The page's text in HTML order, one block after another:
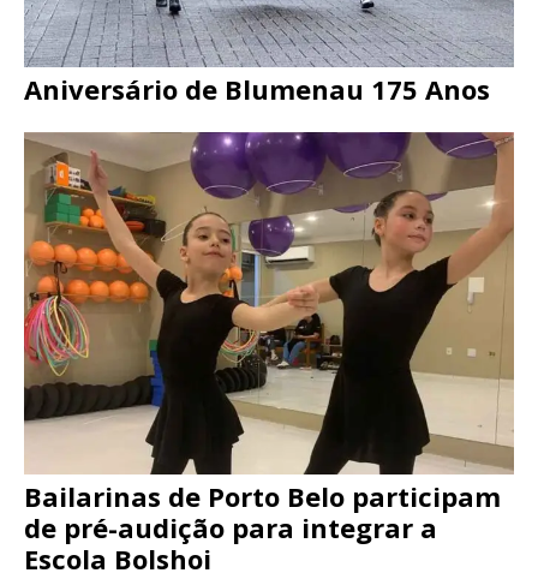
Aniversário de Blumenau 175 Anos
Bailarinas de Porto Belo participam
de pré-audição para integrar a
Escola Bolshoi